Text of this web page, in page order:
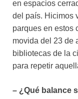
en espacios
del país. Hicimos
parques en estos
movida del 23 de
bibliotecas de la
para repetir
– ¿Qué balance